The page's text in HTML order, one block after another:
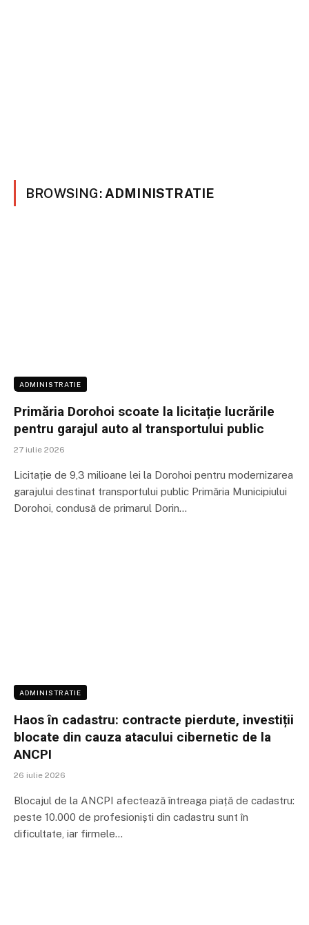
BROWSING: ADMINISTRATIE
ADMINISTRATIE
Primăria Dorohoi scoate la licitație lucrările
pentru garajul auto al transportului public
27 iulie 2026
Licitație de 9,3 milioane lei la Dorohoi pentru modernizarea
garajului destinat transportului public Primăria Municipiului
Dorohoi, condusă de primarul Dorin…
ADMINISTRATIE
Haos în cadastru: contracte pierdute, investiții
blocate din cauza atacului cibernetic de la
ANCPI
26 iulie 2026
Blocajul de la ANCPI afectează întreaga piață de cadastru:
peste 10.000 de profesioniști din cadastru sunt în
dificultate, iar firmele…